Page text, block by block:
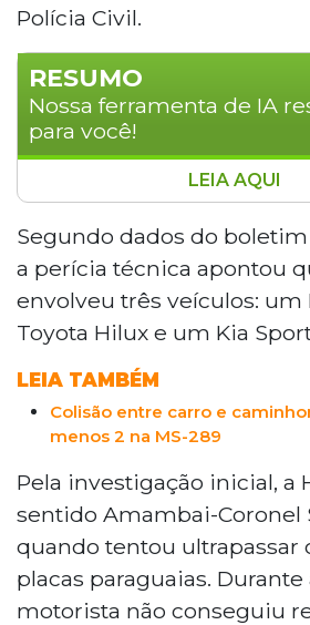
Polícia Civil.
RESUMO
Nossa ferramenta de IA
para você!
Dois morrem em acidente
ultrapassagem na MS-
Amambai e Coronel
Grosso do Sul. Segundo a
uma Toyota Hilux tentou
Kia Sportage e bateu de
Fiat Uno. Fabiano Lescano,
um adolescente de 12
local. Outras três pessoas
gravemente feridas. As
Sportage saíram ilesas.
LEIA AQUI
Segundo dados do
a perícia técnica apontou
envolveu três veículos: um
Toyota Hilux e um Kia
LEIA TAMBÉM
Colisão entre carro e
menos 2 na MS-289
Pela investigação inicial, a
sentido Amambai-Coronel
quando tentou ultrapassar
placas paraguaias.
motorista não conseguiu